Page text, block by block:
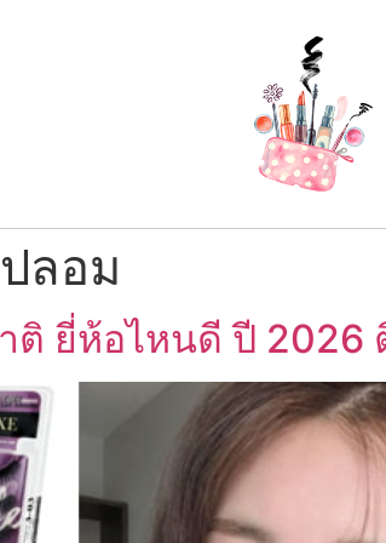
ลอม
ยี่ห้อไหนดี ปี 2026